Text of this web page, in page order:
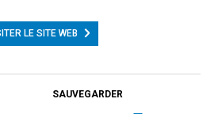
LE SITE WEB
SAUVEGARDER